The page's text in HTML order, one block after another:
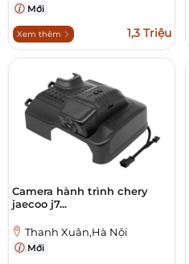
Mới
Xem thêm 1,3 Triệu
Camera hành trình chery
jaecoo j7...
Thanh Xuân,Hà Nội
Mới